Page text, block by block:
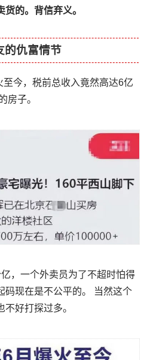
的。背信弃义。
的仇富情节
今，税前总收入竟然高达6亿
房子。
，一个外卖员为了不超时怕得
码现在是不公平的。 当然这个
好打探过多。